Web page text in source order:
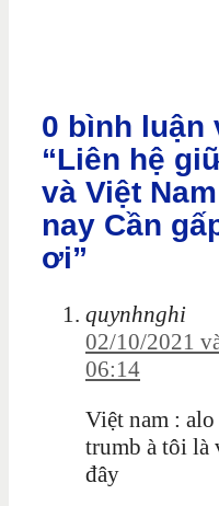
0 bình luận
“Liên hệ
và Việt
nay Cần
ơi”
quynhnghi
02/10/2021
06:14
Việt nam :
trumb à tôi là
đây